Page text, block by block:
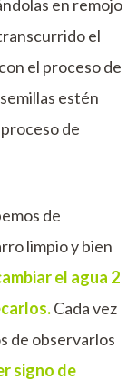
en remojo
el
el proceso de
estén
de
de
limpio y bien
el agua 2
Cada vez
de observarlos
signo de